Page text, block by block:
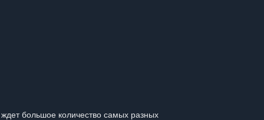
большое количество самых разных